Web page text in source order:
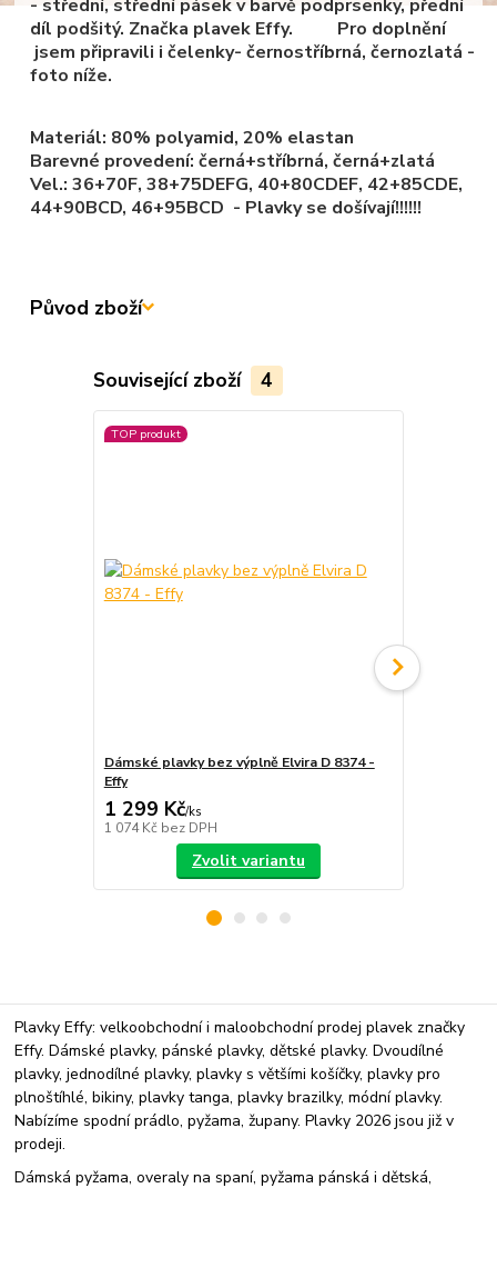
- střední, střední pásek v barvě podprsenky, přední
díl podšitý. Značka plavek Effy. Pro doplnění
jsem připravili i čelenky- černostříbrná, černozlatá -
foto níže.
Materiál: 80% polyamid, 20% elastan
Barevné provedení: černá+stříbrná, černá+zlatá
Vel.: 36+70F, 38+75DEFG, 40+80CDEF, 42+85CDE,
44+90BCD, 46+95BCD - Plavky se došívají!!!!!!
Původ zboží
Související zboží 4
TOP produkt
Dámské plavky bez výplně Elvira D 8374 -
Effy
1 299 Kč/ks
1 074 Kč bez DPH
Zvolit variantu
Plavky Effy: velkoobchodní i maloobchodní prodej plavek značky
Effy. Dámské plavky, pánské plavky, dětské plavky. Dvoudílné
plavky, jednodílné plavky, plavky s většími košíčky, plavky pro
plnoštíhlé, bikiny, plavky tanga, plavky brazilky, módní plavky.
Nabízíme spodní prádlo, pyžama, župany. Plavky 2026 jsou již v
prodeji.
Dámská pyžama, overaly na spaní, pyžama pánská i dětská,